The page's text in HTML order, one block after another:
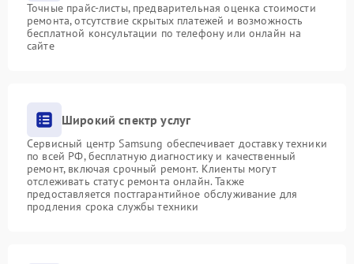
Точные прайс-листы, предварительная оценка стоимости
ремонта, отсутствие скрытых платежей и возможность
бесплатной консультации по телефону или онлайн на
сайте
Широкий спектр услуг
Сервисный центр Samsung обеспечивает доставку техники
по всей РФ, бесплатную диагностику и качественный
ремонт, включая срочный ремонт. Клиенты могут
отслеживать статус ремонта онлайн. Также
предоставляется постгарантийное обслуживание для
продления срока службы техники